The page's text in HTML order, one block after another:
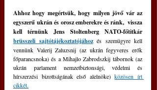
Ahhoz hogy megértsük, hogy milyen jövő vár az
egyszerű ukrán és orosz emberekre és ránk,  vissza
brüsszeli sajtótájékoztatójához és szemügyre kell
vennünk Valerij Zaluzsnij (az ukrán fegyveres erők
főparancsnoka) és a Mihajlo Zabrodszkij tábornok (az
ukrán parlament nemzetbiztonsági, védelmi és
hírszerzési bizottságának első alelnöke) közösen írt
cikkét.